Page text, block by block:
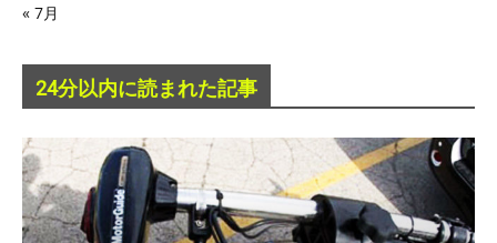
« 7月
24分以内に読まれた記事